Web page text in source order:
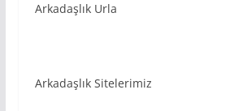
Arkadaşlık Urla
Arkadaşlık Sitelerimiz